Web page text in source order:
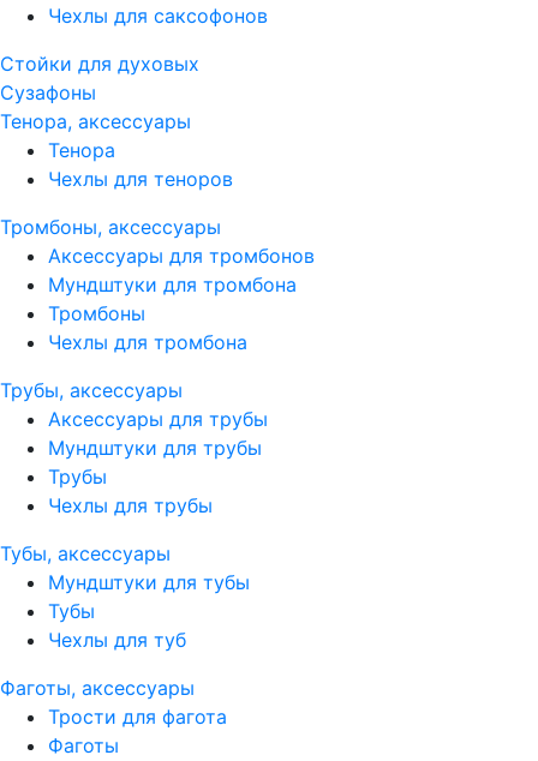
Чехлы для саксофонов
Стойки для духовых
Сузафоны
Тенора, аксессуары
Тенора
Чехлы для теноров
Тромбоны, аксессуары
Аксессуары для тромбонов
Мундштуки для тромбона
Тромбоны
Чехлы для тромбона
Трубы, аксессуары
Аксессуары для трубы
Мундштуки для трубы
Трубы
Чехлы для трубы
Тубы, аксессуары
Мундштуки для тубы
Тубы
Чехлы для туб
Фаготы, аксессуары
Трости для фагота
Фаготы